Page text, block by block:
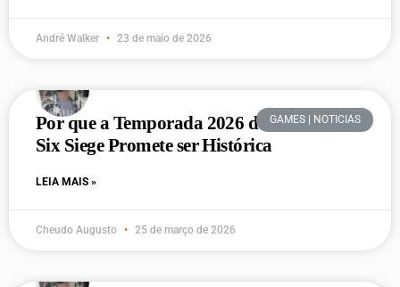
André Walker 23 de maio de 2026
GAMES | NOTICIAS
Por que a Temporada 2026 de Rainbow
Six Siege Promete ser Histórica
LEIA MAIS »
Cheudo Augusto 25 de março de 2026